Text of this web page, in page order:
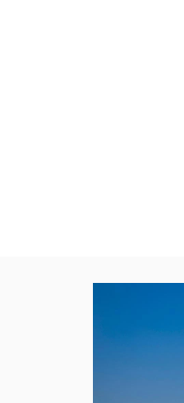
Bài
liên
quan